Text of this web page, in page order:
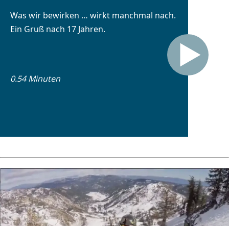
Was wir bewirken … wirkt manchmal nach.
Ein Gruß nach 17 Jahren.
0.54 Minuten